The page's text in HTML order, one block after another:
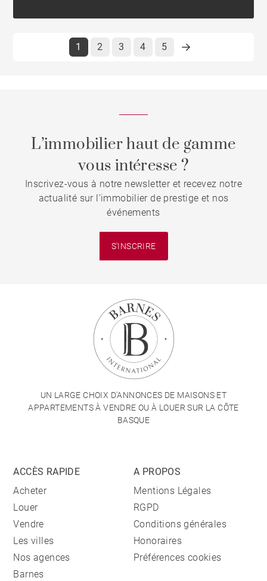
1 2 3 4 5
L’immobilier haut de gamme
vous intéresse ?
Inscrivez-vous à notre newsletter et recevez notre
actualité sur l'immobilier de prestige et nos
événements
S'INSCRIRE
UN LARGE CHOIX D'ANNONCES DE MAISONS ET
APPARTEMENTS À VENDRE OU À LOUER SUR LA CÔTE
BASQUE
ACCÈS RAPIDE
Acheter
Louer
Vendre
Les villes
Nos agences
Barnes
A PROPOS
Mentions Légales
RGPD
Conditions générales
Honoraires
Préférences cookies